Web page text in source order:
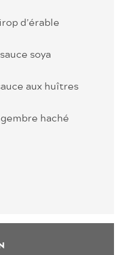
d’érable
soya
aux huîtres
haché